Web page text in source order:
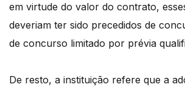
em virtude do valor do contrato,
deveriam ter sido precedidos de
de concurso limitado por prévia
De resto, a instituição refere que a